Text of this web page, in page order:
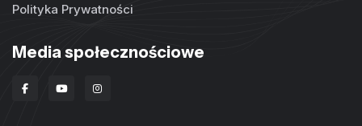
Polityka Prywatności
Media społecznościowe